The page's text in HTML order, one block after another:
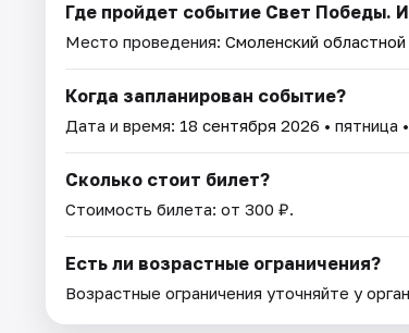
Где пройдет событие Свет Победы.
Место проведения: Смоленский
Когда запланирован событие?
Дата и время: 18 сентября 2026 • пятница
Сколько стоит билет?
Стоимость билета: от 300 ₽.
Есть ли возрастные ограничения?
Возрастные ограничения уточняйте у